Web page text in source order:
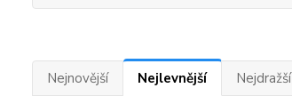
Nejnovější Nejlevnější Nejdražší